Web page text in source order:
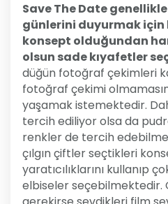
Save The Date
günlerini duyurmak için
konsept olduğundan
olsun sade kıyafetler
düğün fotoğraf çekimleri
fotoğraf çekimi
yaşamak istemektedir.
tercih ediliyor olsa da
renkler de tercih
çılgın çiftler seçtikleri
yaratıcılıklarını kullanıp
elbiseler seçebilmektedir.